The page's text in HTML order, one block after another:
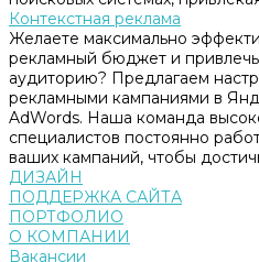
Контекстная реклама
Желаете максимально
рекламный бюджет и
аудиторию? Предлагаем
рекламными кампаниями в
AdWords. Наша команда
специалистов постоянно
ваших кампаний, чтобы
ДИЗАЙН
ПОДДЕРЖКА САЙТА
ПОРТФОЛИО
О КОМПАНИИ
Вакансии